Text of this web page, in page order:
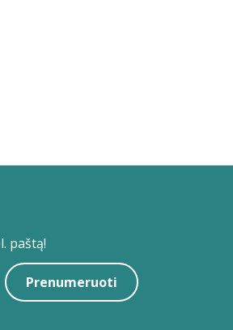
paštą!
Prenumeruoti